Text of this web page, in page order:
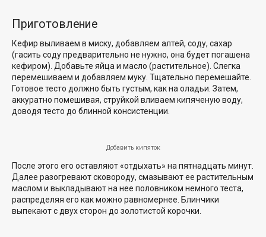
Приготовление
Кефир выливаем в миску, добавляем алтей, соду, сахар
(гасить соду предварительно не нужно, она будет погашена
кефиром). Добавьте яйца и масло (растительное). Слегка
перемешиваем и добавляем муку. Тщательно перемешайте.
Готовое тесто должно быть густым, как на оладьи. Затем,
аккуратно помешивая, струйкой вливаем кипяченую воду,
доводя тесто до блинной консистенции.
Добавить кипяток
После этого его оставляют «отдыхать» на пятнадцать минут.
Далее разогревают сковороду, смазывают ее растительным
маслом и выкладывают на нее половником немного теста,
распределяя его как можно равномернее. Блинчики
выпекают с двух сторон до золотистой корочки.